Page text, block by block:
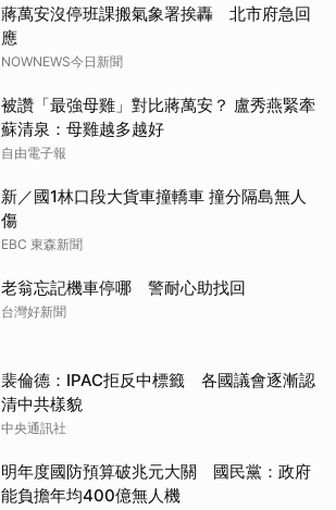
蔣萬安沒停班課搬氣象署挨轟 北市府急回
應
NOWNEWS今日新聞
被讚「最強母雞」對比蔣萬安？ 盧秀燕緊牽
蘇清泉：母雞越多越好
自由電子報
新／國1林口段大貨車撞轎車 撞分隔島無人
傷
EBC 東森新聞
老翁忘記機車停哪 警耐心助找回
台灣好新聞
裴倫德：IPAC拒反中標籤 各國議會逐漸認
清中共樣貌
中央通訊社
明年度國防預算破兆元大關 國民黨：政府
能負擔年均400億無人機